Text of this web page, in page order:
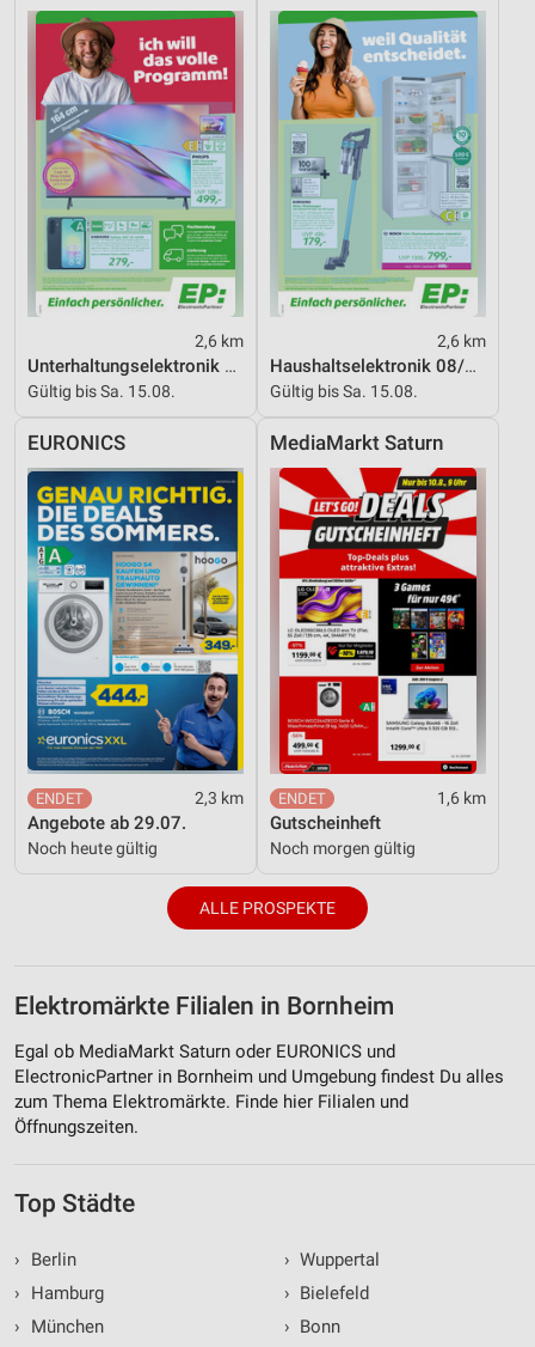
2,6 km
Unterhaltungselektronik 08/2026
Gültig bis Sa. 15.08.
2,6 km
Haushaltselektronik 08/2026
Gültig bis Sa. 15.08.
EURONICS
2,3 km
Angebote ab 29.07.
Noch heute gültig
MediaMarkt Saturn
1,6 km
Gutscheinheft
Noch morgen gültig
ALLE PROSPEKTE
Elektromärkte Filialen in Bornheim
Egal ob MediaMarkt Saturn oder EURONICS und
ElectronicPartner in Bornheim und Umgebung findest Du alles
zum Thema Elektromärkte. Finde hier Filialen und
Öffnungszeiten.
Top Städte
›
Berlin
›
Hamburg
›
München
› Wuppertal
› Bielefeld
› Bonn
Performance
Funktional
Werbung